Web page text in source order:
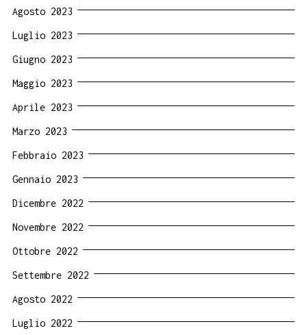
Agosto 2023
Luglio 2023
Giugno 2023
Maggio 2023
Aprile 2023
Marzo 2023
Febbraio 2023
Gennaio 2023
Dicembre 2022
Novembre 2022
Ottobre 2022
Settembre 2022
Agosto 2022
Luglio 2022